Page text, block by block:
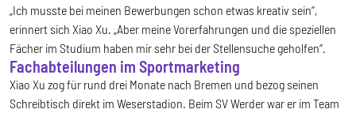
„Ich musste bei meinen Bewerbungen schon etwas kreativ sein“,
erinnert sich Xiao Xu. „Aber meine Vorerfahrungen und die speziellen
Fächer im Studium haben mir sehr bei der Stellensuche geholfen“.
Fachabteilungen im Sportmarketing
Xiao Xu zog für rund drei Monate nach Bremen und bezog seinen
Schreibtisch direkt im Weserstadion. Beim SV Werder war er im Team